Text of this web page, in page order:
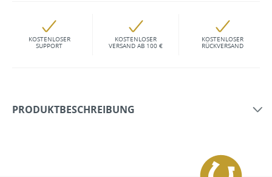
KOSTENLOSER
SUPPORT
KOSTENLOSER
VERSAND AB 100 €
KOSTENLOSER
RÜCKVERSAND
PRODUKTBESCHREIBUNG